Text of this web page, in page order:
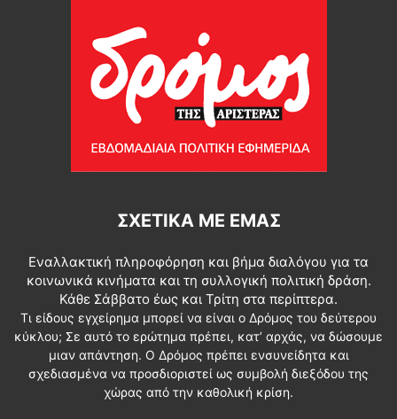
ΣΧΕΤΙΚΆ ΜΕ ΕΜΆΣ
Εναλλακτική πληροφόρηση και βήμα διαλόγου για τα
κοινωνικά κινήματα και τη συλλογική πολιτική δράση.
Κάθε Σάββατο έως και Τρίτη στα περίπτερα.
Τι είδους εγχείρημα μπορεί να είναι ο Δρόμος του δεύτερου
κύκλου; Σε αυτό το ερώτημα πρέπει, κατ’ αρχάς, να δώσουμε
μιαν απάντηση. Ο Δρόμος πρέπει ενσυνείδητα και
σχεδιασμένα να προσδιοριστεί ως συμβολή διεξόδου της
χώρας από την καθολική κρίση.